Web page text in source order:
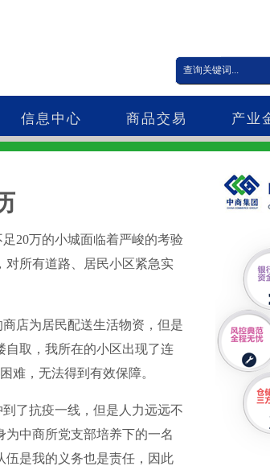
信息中心 商品交易 产业
20万的小城面临着严峻的考验
对所有道路、居民小区紧急实
店为居民配送生活物资，但是
自取，我所在的小区出现了连
难，无法得到有效保障。
了抗疫一线，但是人力远远不
中商所党支部培养下的一名
伍是我的义务也是责任，因此